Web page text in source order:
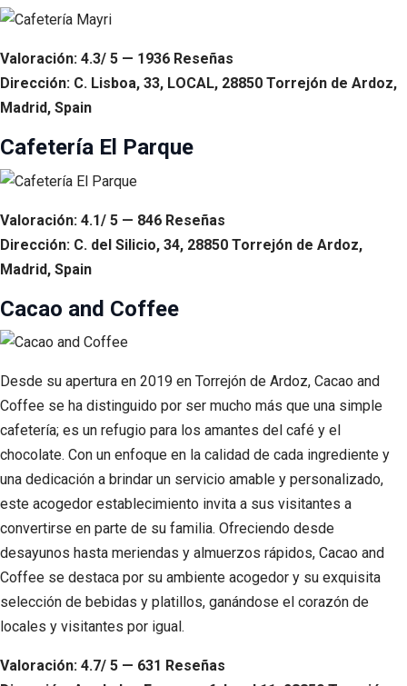
Valoración: 4.3/ 5 — 1936 Reseñas
Dirección: C. Lisboa, 33, LOCAL, 28850 Torrejón de Ardoz,
Madrid, Spain
Cafetería El Parque
Valoración: 4.1/ 5 — 846 Reseñas
Dirección: C. del Silicio, 34, 28850 Torrejón de Ardoz,
Madrid, Spain
Cacao and Coffee
Desde su apertura en 2019 en Torrejón de Ardoz, Cacao and
Coffee se ha distinguido por ser mucho más que una simple
cafetería; es un refugio para los amantes del café y el
chocolate. Con un enfoque en la calidad de cada ingrediente y
una dedicación a brindar un servicio amable y personalizado,
este acogedor establecimiento invita a sus visitantes a
convertirse en parte de su familia. Ofreciendo desde
desayunos hasta meriendas y almuerzos rápidos, Cacao and
Coffee se destaca por su ambiente acogedor y su exquisita
selección de bebidas y platillos, ganándose el corazón de
locales y visitantes por igual.
Valoración: 4.7/ 5 — 631 Reseñas